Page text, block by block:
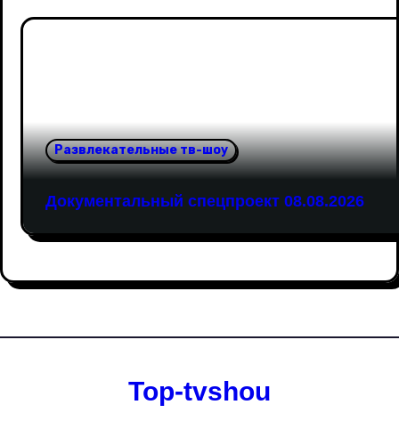
Развлекательные тв-шоу
Документальный спецпроект 08.08.2026
Top-tvshou